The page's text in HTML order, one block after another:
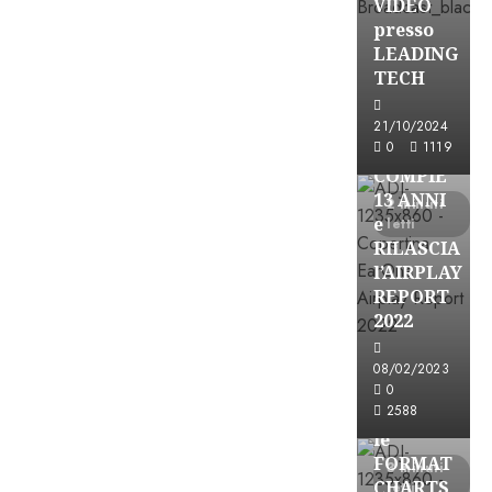
VIDEO
presso
LEADING
TECH
21/10/2024
0
1119
2 minuti
letti
Partnership
EARONE
COMPIE
13 ANNI
e
RILASCIA
l’AIRPLAY
REPORT
2022
08/02/2023
0
2588
3 minuti
letti
Partnership
le
FORMAT